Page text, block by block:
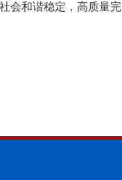
会和谐稳定，高质量完